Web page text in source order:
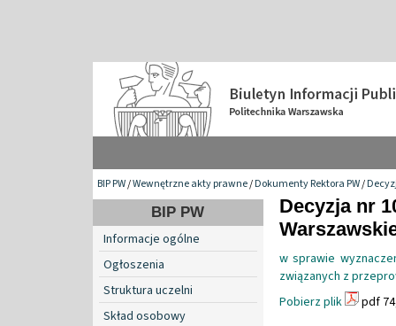
BIP PW/Wewnętrzne akty prawne/Dokumenty Rektora PW/
BIP PW
Informacje ogólne
Ogłoszenia
Struktura uczelni
Skład osobowy
Decyzja nr
w sprawie
związanych z
Pobierz plik
pdf